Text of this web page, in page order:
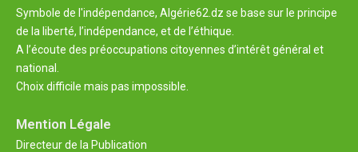
Symbole de l'indépendance, Algérie62.dz se base sur le principe
de la liberté, l’indépendance, et de l’éthique.
A l’écoute des préoccupations citoyennes d’intérêt général et
national.
Choix difficile mais pas impossible.
Mention Légale
Directeur de la Publication